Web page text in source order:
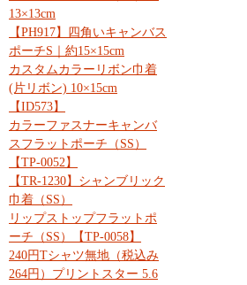
13×13cm
【PH917】四角いキャンバス
ポーチS｜約15×15cm
カスタムカラーリボン巾着
(片リボン) 10×15cm
【ID573】
カラーファスナーキャンバ
スフラットポーチ（SS）
【TP-0052】
【TR-1230】シャンブリック
巾着（SS）
リップストップフラットポ
ーチ（SS）【TP-0058】
240円Tシャツ無地（税込み
264円）プリントスター 5.6